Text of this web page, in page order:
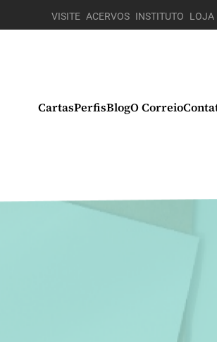
VISITE ACERVOS INSTITUTO LOJA
CartasPerfisBlogO Correio